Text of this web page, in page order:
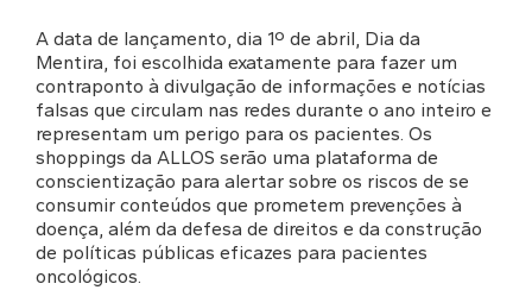
A data de lançamento, dia 1º de abril, Dia da
Mentira, foi escolhida exatamente para fazer um
contraponto à divulgação de informações e notícias
falsas que circulam nas redes durante o ano inteiro e
representam um perigo para os pacientes. Os
shoppings da ALLOS serão uma plataforma de
conscientização para alertar sobre os riscos de se
consumir conteúdos que prometem prevenções à
doença, além da defesa de direitos e da construção
de políticas públicas eficazes para pacientes
oncológicos.